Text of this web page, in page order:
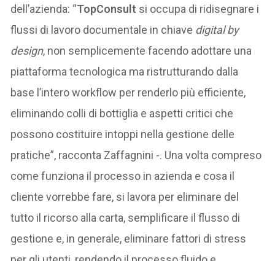
dell’azienda: “TopConsult si occupa di ridisegnare i
flussi di lavoro documentale in chiave digital by
design, non semplicemente facendo adottare una
piattaforma tecnologica ma ristrutturando dalla
base l’intero workflow per renderlo più efficiente,
eliminando colli di bottiglia e aspetti critici che
possono costituire intoppi nella gestione delle
pratiche”, racconta Zaffagnini -. Una volta compreso
come funziona il processo in azienda e cosa il
cliente vorrebbe fare, si lavora per eliminare del
tutto il ricorso alla carta, semplificare il flusso di
gestione e, in generale, eliminare fattori di stress